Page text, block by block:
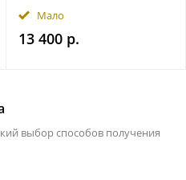
Мало
13 400 р.
выбор способов получения